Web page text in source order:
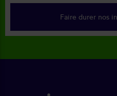
Faire durer nos